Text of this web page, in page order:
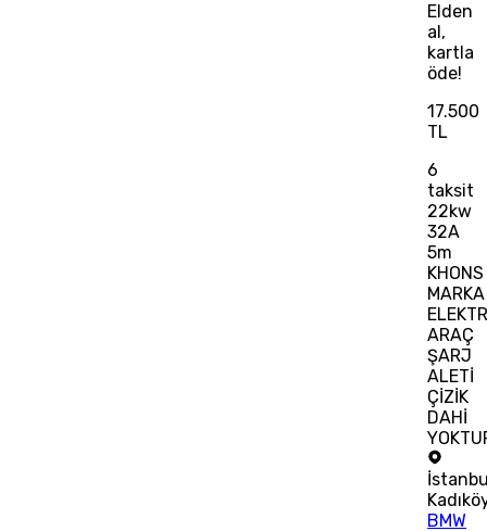
Elden
al,
kartla
öde!
17.500
TL
6
taksit
22kw
32A
5m
KHONS
MARKA
ARAÇ
ŞARJ
ALETİ
ÇİZİK
DAHİ
BMW